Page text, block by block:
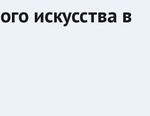
искусства в